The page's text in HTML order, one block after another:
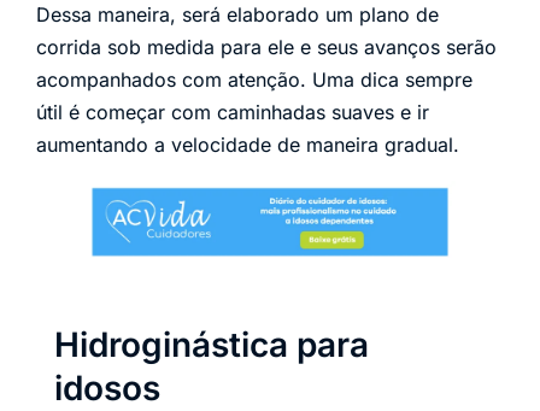
Dessa maneira, será elaborado um plano de
corrida sob medida para ele e seus avanços serão
acompanhados com atenção. Uma dica sempre
útil é começar com caminhadas suaves e ir
aumentando a velocidade de maneira gradual.
Hidroginástica para
idosos